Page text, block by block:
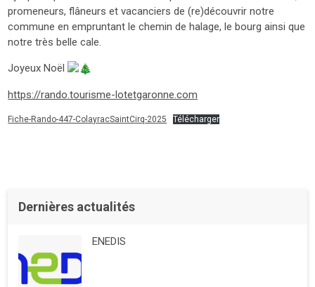
promeneurs, flâneurs et vacanciers de (re)découvrir notre
commune en empruntant le chemin de halage, le bourg ainsi que
notre très belle cale.
Joyeux Noël
https://rando.tourisme-lotetgaronne.com
Fiche-Rando-447-ColayracSaintCirq-2025 Télécharger
Dernières actualités
ENEDIS